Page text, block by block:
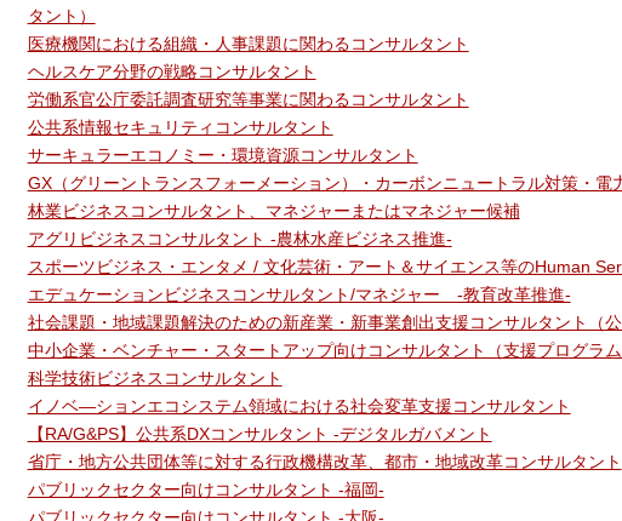
タント）
医療機関における組織・人事課題に関わるコンサルタント
ヘルスケア分野の戦略コンサルタント
労働系官公庁委託調査研究等事業に関わるコンサルタント
公共系情報セキュリティコンサルタント
サーキュラーエコノミー・環境資源コンサルタント
GX（グリーントランスフォーメーション）・カーボンニュートラル対策・電
林業ビジネスコンサルタント、マネジャーまたはマネジャー候補
アグリビジネスコンサルタント -農林水産ビジネス推進-
スポーツビジネス・エンタメ / 文化芸術・アート＆サイエンス等のHuman
エデュケーションビジネスコンサルタント/マネジャー ‐教育改革推進‐
社会課題・地域課題解決のための新産業・新事業創出支援コンサルタント（公
中小企業・ベンチャー・スタートアップ向けコンサルタント（支援プログラム
科学技術ビジネスコンサルタント
イノベ―ションエコシステム領域における社会変革支援コンサルタント
【RA/G&PS】公共系DXコンサルタント -デジタルガバメント
省庁・地方公共団体等に対する行政機構改革、都市・地域改革コンサルタント
パブリックセクター向けコンサルタント -福岡-